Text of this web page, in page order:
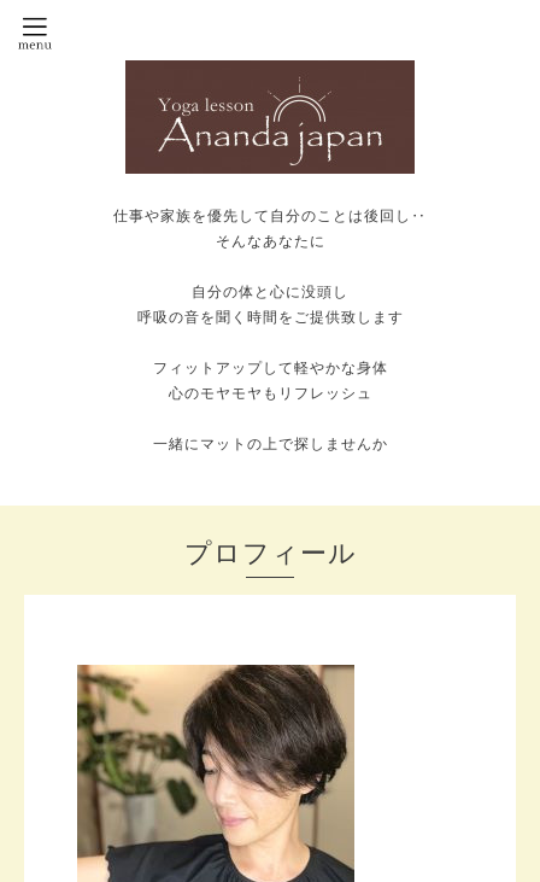
仕事や家族を優先して自分のことは後回し‥
そんなあなたに
自分の体と心に没頭し
呼吸の音を聞く時間をご提供致します
フィットアップして軽やかな身体
心のモヤモヤもリフレッシュ
一緒にマットの上で探しませんか
プロフィール